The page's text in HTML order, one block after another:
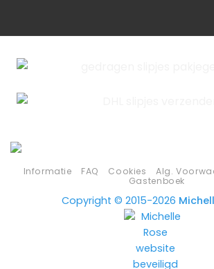
Informatie FAQ Cookies Alg.
Gastenboek
Copyright © 2015-2026